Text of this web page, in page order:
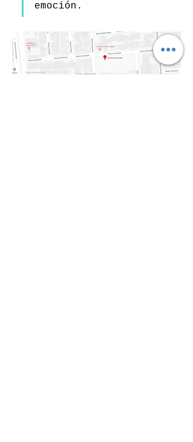
emoción.